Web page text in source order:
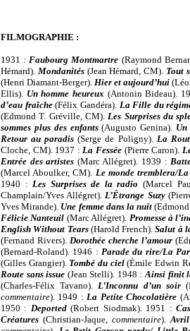
FILMOGRAPHIE :
1931 :Faubourg Montmartre (Raymond
Hémard). Mondanités (Jean Hémard, CM). Tout
(Henri Diamant-Berger). Hier et aujourd’hui
Ellis). Un homme heureux (Antonin Bideau).
d’eau fraîche (Félix Gandéra). La Fille du
(Edmond T. Gréville, CM).Les Surprises du
sommes plus des enfants (Augusto Genina). Un
Retour au paradis (Serge de Poligny). La
Cloche, CM). 1937 :La Fessée (Pierre Caron).
Entrée des artistes (Marc Allégret). 1939 :
(Marcel Aboulker, CM). Le monde tremblera/
1940 :Les Surprises de la radio (Marcel
Champlain/Yves Allégret).L’Étrange Suzy
Yves Mirande). Une femme dans la nuit
Félicie Nanteuil (Marc Allégret). Promesse à
English Without Tears (Harold French).Salut à
(Fernand Rivers). Dorothée cherche l’amour
(Bernard-Roland). 1946 : Parade du rire/La
(Gilles Grangier). Tombé du ciel (Émile Edwin
Route sans issue (Jean Stelli). 1948 :Ainsi finit
(Charles-Félix Tavano).L’Inconnu d’un soir
commentaire). 1949 :La Petite Chocolatière
1950 : Deported (Robert Siodmak). 1951 :
Créatures (Christian-Jaque, commentaire).